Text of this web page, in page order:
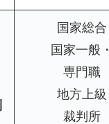
国家総合
国家一般・
専門職
地方上級
裁判所